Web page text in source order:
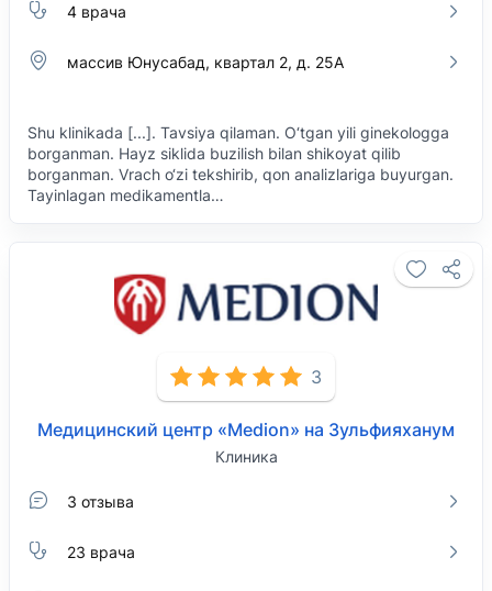
4 врача
массив Юнусабад, квартал 2, д. 25А
Shu klinikada [...]. Tavsiya qilaman. O‘tgan yili ginekologga
borganman. Hayz siklida buzilish bilan shikoyat qilib
borganman. Vrach o‘zi tekshirib, qon analizlariga buyurgan.
Tayinlagan medikamentla…
3
Медицинский центр «Medion» на Зульфияханум
Клиника
3 отзыва
23 врача